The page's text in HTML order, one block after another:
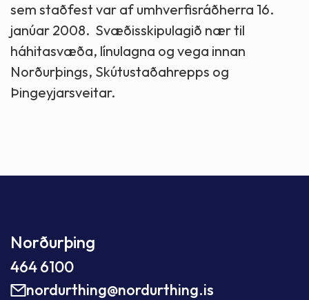
sem staðfest var af umhverfisráðherra 16.
janúar 2008. Svæðisskipulagið nær til
háhitasvæða, línulagna og vega innan
Norðurþings, Skútustaðahrepps og
Þingeyjarsveitar.
Norðurþing
464 6100
nordurthing@nordurthing.is